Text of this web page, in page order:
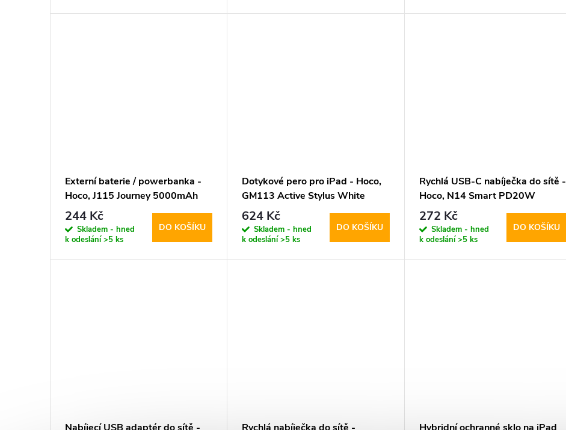
Externí baterie / powerbanka -
Hoco, J115 Journey 5000mAh
Black
244 Kč
Skladem - hned
k odeslání>5 ks
DO KOŠÍKU
Dotykové pero pro iPad - Hoco,
GM113 Active Stylus White
624 Kč
Skladem - hned
k odeslání>5 ks
DO KOŠÍKU
Rychlá USB-C nabíječka do sítě -
Hoco, N14 Smart PD20W
272 Kč
Skladem - hned
k odeslání>5 ks
DO KOŠÍKU